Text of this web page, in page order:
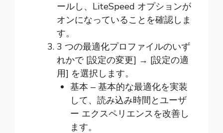
ールし、LiteSpeed オプションが
オンになっていることを確認しま
す。
3 つの最適化プロファイルのいず
れかで [設定の変更] → [設定の適
用] を選択します。
基本 ‒ 基本的な最適化を実装
して、読み込み時間とユーザ
ー エクスペリエンスを改善し
ます。